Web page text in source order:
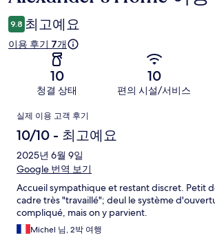
용
후
9.8 최고예요
이용 후기 7개
10
청결 상태
10
편의 시설/서비스
이
용
후
기
실제 이용 고객 후기
10/10 - 최고예요
2025년 6월 9일
Google 번역 보기
Accueil sympathique et restant discret. Petit
cadre très "travaillé"; deul le système
compliqué, mais on y parvient.
Michel 님, 2박 여행